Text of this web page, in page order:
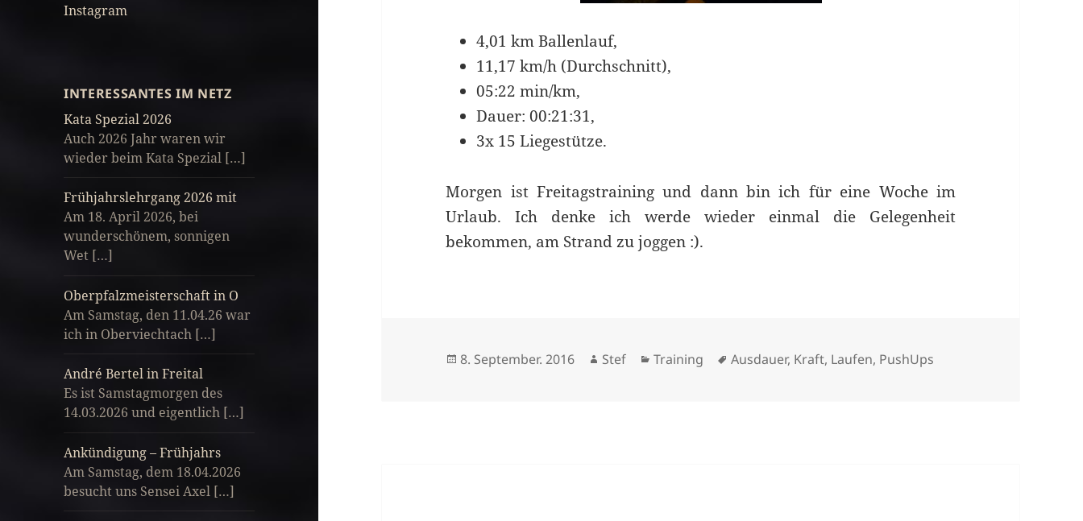
Instagram
INTERESSANTES IM NETZ
Kata Spezial 2026
Auch 2026 Jahr waren wir
wieder beim Kata Spezial […]
Frühjahrslehrgang 2026 mit
Am 18. April 2026, bei
wunderschönem, sonnigen
Wet […]
Oberpfalzmeisterschaft in O
Am Samstag, den 11.04.26 war
ich in Oberviechtach […]
André Bertel in Freital
Es ist Samstagmorgen des
14.03.2026 und eigentlich […]
Ankündigung – Frühjahrs
Am Samstag, dem 18.04.2026
besucht uns Sensei Axel […]
4,01 km Ballenlauf,
11,17 km/h (Durchschnitt),
05:22 min/km,
Dauer: 00:21:31,
3x 15 Liegestütze.
Morgen ist Freitagstraining und dann bin ich für eine Woche im
Urlaub. Ich denke ich werde wieder einmal die Gelegenheit
bekommen, am Strand zu joggen :).
Veröffentlicht
8. September. 2016 Autor
Stef Kategorien
Training Schlagwörter
Ausdauer, Kraft, Laufen, PushUps